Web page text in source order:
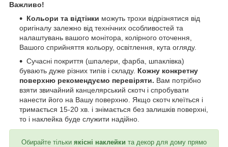
Важливо!
Кольори та відтінки можуть трохи відрізнятися від
оригіналу залежно від технічних особливостей та
налаштувань вашого монітора, колірного оточення,
Вашого сприйняття кольору, освітлення, кута огляду.
Сучасні покриття (шпалери, фарба, шпаклівка)
бувають дуже різних типів і складу. Кожну конкретну
поверхню рекомендуємо перевіряти. Вам потрібно
взяти звичайний канцелярський скотч і спробувати
нанести його на Вашу поверхню. Якщо скотч клеїться і
тримається 15-20 хв. і знімається без залишків поверхні,
то і наклейка буде служити надійно.
Обирайте тільки якісні наклейки та декор для дому прямо